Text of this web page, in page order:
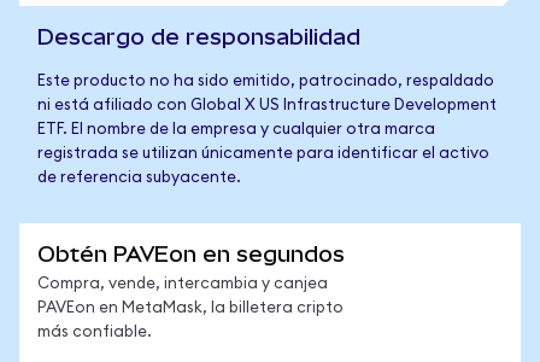
Descargo de responsabilidad
Este producto no ha sido emitido, patrocinado, respaldado
ni está afiliado con Global X US Infrastructure Development
ETF. El nombre de la empresa y cualquier otra marca
registrada se utilizan únicamente para identificar el activo
de referencia subyacente.
Obtén PAVEon en segundos
Compra, vende, intercambia y canjea
PAVEon en MetaMask, la billetera cripto
más confiable.